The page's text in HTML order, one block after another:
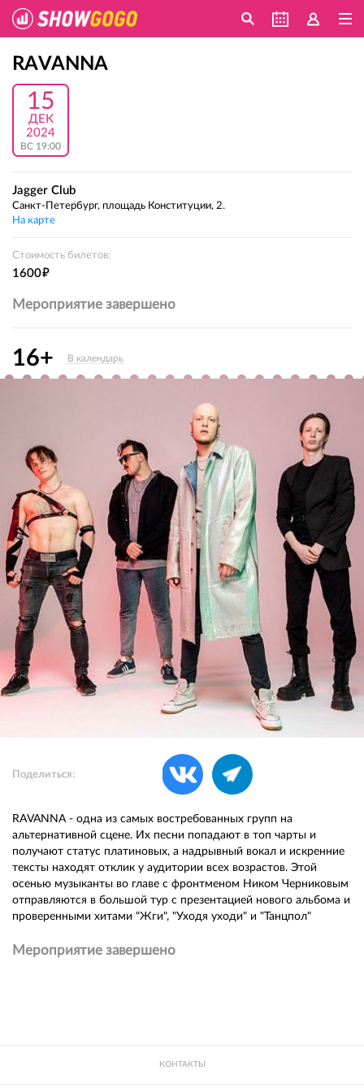
RAVANNA
15
ДЕК
2024
ВС 19:00
Jagger Club
Санкт-Петербург, площадь Конституции, 2.
На карте
Стоимость билетов:
1600е
Мероприятие завершено
16+ В календарь
Поделиться:
RAVANNA - одна из самых востребованных групп на
альтернативной сцене. Их песни попадают в топ чарты и
получают статус платиновых, а надрывный вокал и искренние
тексты находят отклик у аудитории всех возрастов. Этой
осенью музыканты во главе с фронтменом Ником Черниковым
отправляются в большой тур с презентацией нового альбома и
проверенными хитами "Жги", "Уходя уходи" и "Танцпол"
Мероприятие завершено
КОНТАКТЫ